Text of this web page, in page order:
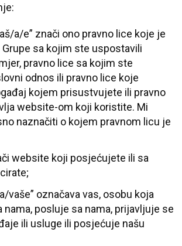
a/e” znači ono pravno lice koje je
sa kojim ste uspostavili
pravno lice sa kojim ste
odnos ili pravno lice koje
kojem prisustvujete ili pravno
website-om koji koristite. Mi
naznačiti o kojem pravnom licu je
website koji posjećujete ili sa
vaše” označava vas, osobu koja
nama, posluje sa nama, prijavljuje se
ili usluge ili posjećuje našu